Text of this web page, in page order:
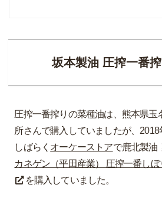
坂本製油 圧搾一番
圧搾一番搾りの菜種油は、熊本県玉
所さんで購入していましたが、2018
しばらく オーケーストアで鹿北製油
カネゲン（平田産業） 圧搾一番し
を購入していました。